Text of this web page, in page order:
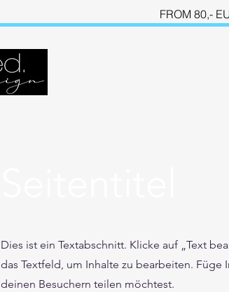
FROM 80,-
Dies ist ein Textabschnitt. Klicke auf „Text
das Textfeld, um Inhalte zu bearbeiten.
deinen Besuchern teilen möchtest.